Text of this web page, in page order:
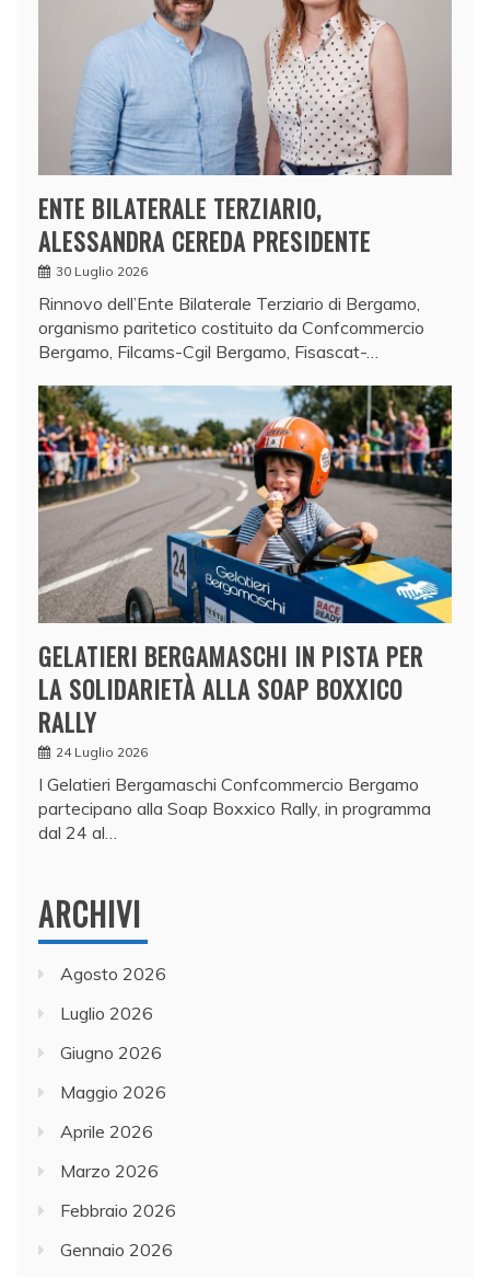
ENTE BILATERALE TERZIARIO,
ALESSANDRA CEREDA PRESIDENTE
30 Luglio 2026
Rinnovo dell’Ente Bilaterale Terziario di Bergamo,
organismo paritetico costituito da Confcommercio
Bergamo, Filcams-Cgil Bergamo, Fisascat-…
GELATIERI BERGAMASCHI IN PISTA PER
LA SOLIDARIETÀ ALLA SOAP BOXXICO
RALLY
24 Luglio 2026
I Gelatieri Bergamaschi Confcommercio Bergamo
partecipano alla Soap Boxxico Rally, in programma
dal 24 al…
ARCHIVI
Agosto 2026
Luglio 2026
Giugno 2026
Maggio 2026
Aprile 2026
Marzo 2026
Febbraio 2026
Gennaio 2026